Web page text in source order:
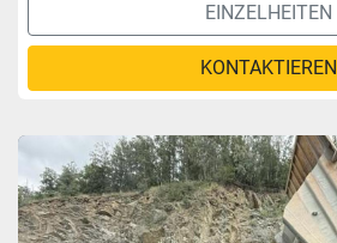
EINZELHEITEN
KONTAKTIEREN